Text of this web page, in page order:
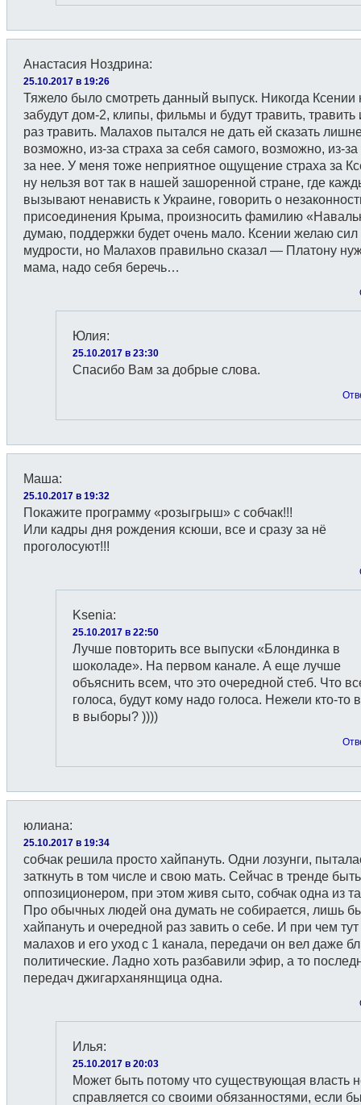
Анастасия Ноздрина:
25.10.2017 в 19:26
Тяжело было смотреть данный выпуск. Никогда Ксении
забудут дом-2, клипы, фильмы и будут травить,
раз травить. Малахов пытался не дать ей сказать
возможно, из-за страха за себя самого, возможно, из-за
за нее. У меня тоже неприятное ощущение страха за
ну нельзя вот так в нашей зашоренной стране, где
вызывают ненависть к Украине, говорить о
присоединения Крыма, произносить фамилию
думаю, поддержки будет очень мало. Ксении желаю сил
мудрости, но Малахов правильно сказал — Платону
мама, надо себя беречь…
Юлия:
25.10.2017 в 23:30
Спасибо Вам за добрые слова.
Маша:
25.10.2017 в 19:32
Покажите программу «розыгрыш» с собчак!!!
Или кадры дня рождения ксюши, все и сразу за нё
проголосуют!!!
Ksenia:
25.10.2017 в 22:50
Лучше повторить все выпуски «Блондинка в
шоколаде». На первом канале. А еще лучше
объяснить всем, что это очередной стеб. Что
голоса, будут кому надо голоса. Нежели кто-то
в выборы? ))))
юлиана:
25.10.2017 в 19:34
собчак решила просто хайпануть. Одни лозунги,
заткнуть в том числе и свою мать. Сейчас в тренде быть
оппозиционером, при этом живя сыто, собчак одна из
Про обычных людей она думать не собирается, лишь
хайпануть и очередной раз завить о себе. И при чем тут
малахов и его уход с 1 канала, передачи он вел даже
политические. Ладно хоть разбавили эфир, а то
передач джигарханянщица одна.
Илья:
25.10.2017 в 20:03
Может быть потому что существующая власть
справляется со своими обязанностями, если